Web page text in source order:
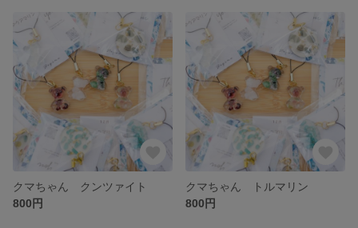
クマちゃん クンツァイト
800円
クマちゃん トルマリン
800円